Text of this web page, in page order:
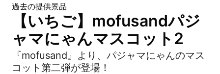
過去の提供景品
【いちご】mofusandパジ
ャマにゃんマスコット2
『mofusand』より、パジャマにゃんのマス
コット第二弾が登場！